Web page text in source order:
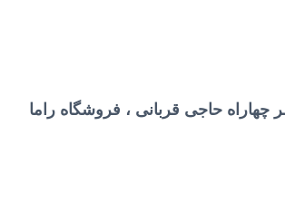
سر چهاراه حاجی قربانی ، فروشگاه راما